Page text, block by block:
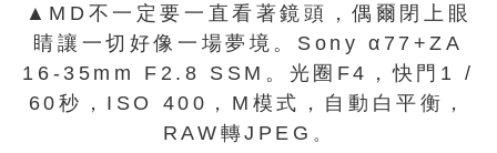
▲MD不一定要一直看著鏡頭，偶爾閉上眼
睛讓一切好像一場夢境。Sony α77+ZA
16-35mm F2.8 SSM。光圈F4，快門1 /
60秒，ISO 400，M模式，自動白平衡，
RAW轉JPEG 。